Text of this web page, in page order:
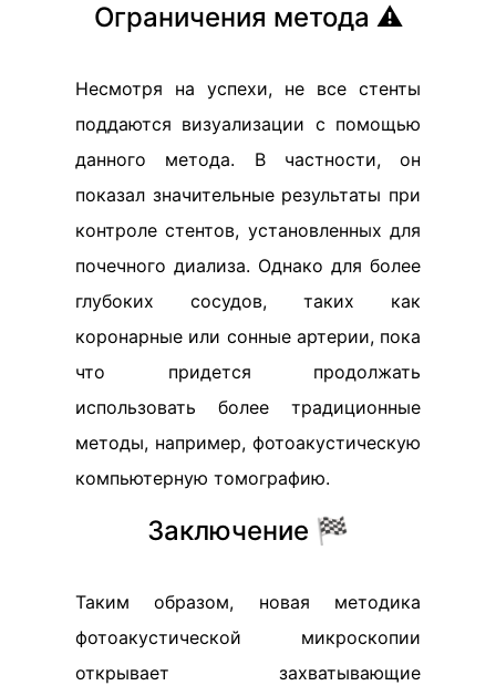
Ограничения метода ⚠️
Несмотря на успехи, не все стенты
поддаются визуализации с помощью
данного метода. В частности, он
показал значительные результаты при
контроле стентов, установленных для
почечного диализа. Однако для более
глубоких сосудов, таких как
коронарные или сонные артерии, пока
что придется продолжать
использовать более традиционные
методы, например, фотоакустическую
компьютерную томографию.
Заключение 🏁
Таким образом, новая методика
фотоакустической микроскопии
открывает захватывающие